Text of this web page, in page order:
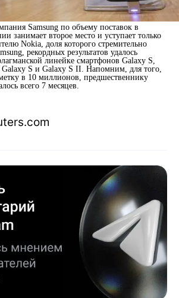
Samsung по объему поставок в
занимает второе место и уступает только
Nokia, доля которого стремительно
рекордных результатов удалось
линейке смартфонов Galaxy S,
S и Galaxy S II. Напомним, для того,
в 10 миллионов, предшественнику
всего 7 месяцев.